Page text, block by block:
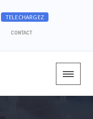
TELECHARGEZ
CONTACT